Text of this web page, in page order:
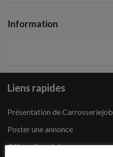
Information
Liens rapides
Présentation de Carrosseriejob
Poster une annonce
Offres d’emploi